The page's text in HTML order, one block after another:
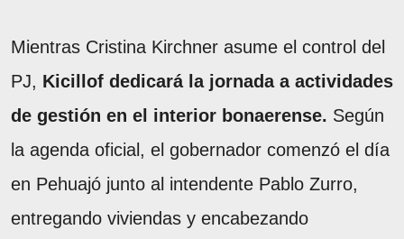
Mientras Cristina Kirchner asume el control del
PJ, Kicillof dedicará la jornada a actividades
de gestión en el interior bonaerense. Según
la agenda oficial, el gobernador comenzó el día
en Pehuajó junto al intendente Pablo Zurro,
entregando viviendas y encabezando